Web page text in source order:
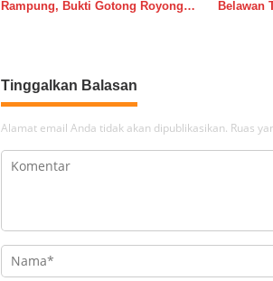
Rampung, Bukti Gotong Royong
Belawan
Tinggalkan Balasan
Alamat email Anda tidak akan dipublikasikan. Ruas